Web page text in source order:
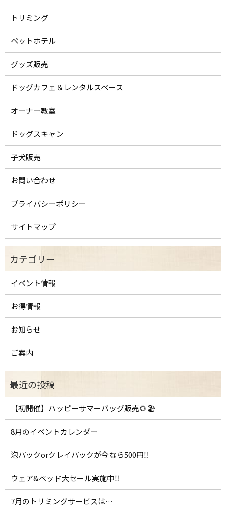
トリミング
ペットホテル
グッズ販売
ドッグカフェ＆レンタルスペース
オーナー教室
ドッグスキャン
子犬販売
お問い合わせ
プライバシーポリシー
サイトマップ
イベント情報
お得情報
お知らせ
ご案内
【初開催】ハッピーサマーバッグ販売🌻🏖️
8月のイベントカレンダー
泡パックorクレイパックが今なら500円‼️
ウェア&ベッド大セール実施中‼️
7月のトリミングサービスは…